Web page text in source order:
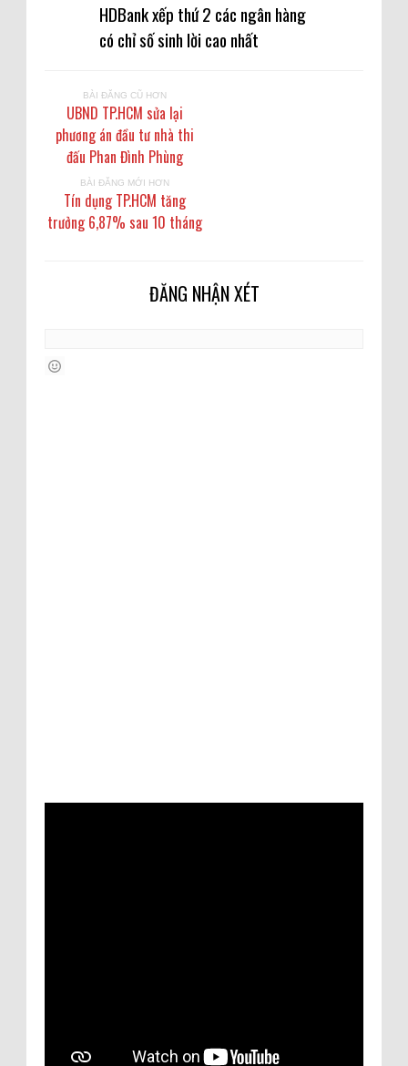
HDBank xếp thứ 2 các ngân hàng
có chỉ số sinh lời cao nhất
BÀI ĐĂNG CŨ HƠN
UBND TP.HCM sửa lại
phương án đầu tư nhà thi
đấu Phan Đình Phùng
BÀI ĐĂNG MỚI HƠN
Tín dụng TP.HCM tăng
trưởng 6,87% sau 10 tháng
ĐĂNG NHẬN XÉT